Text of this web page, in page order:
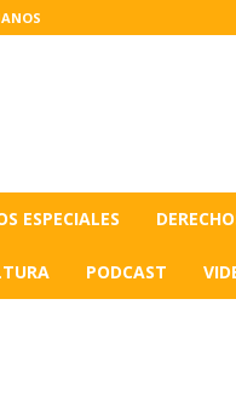
ESPECIALES
PODCAST